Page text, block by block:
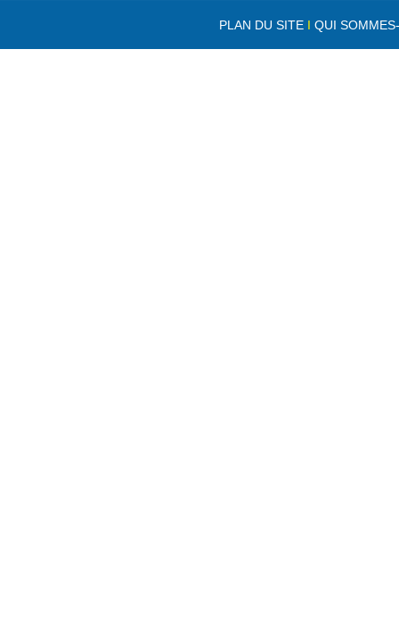
PLAN DU SITE IQUI